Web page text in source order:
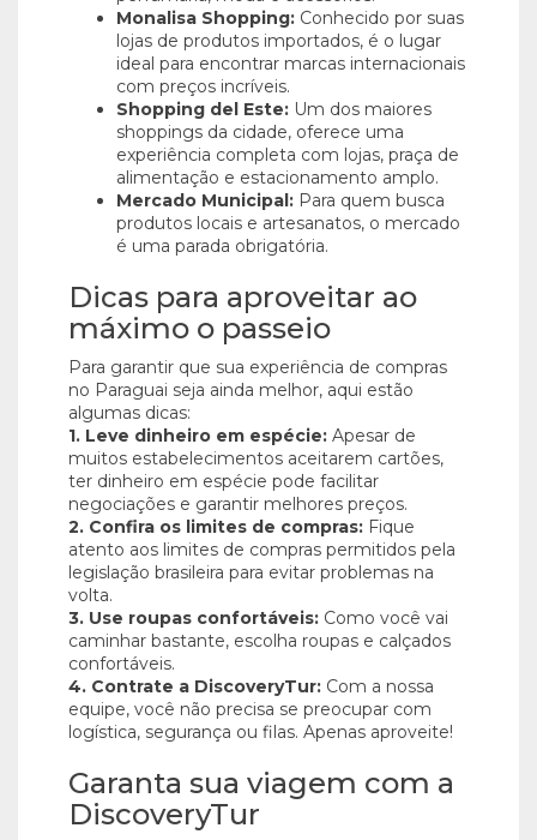
Monalisa Shopping: Conhecido por suas
lojas de produtos importados, é o lugar
ideal para encontrar marcas internacionais
com preços incríveis.
Shopping del Este: Um dos maiores
shoppings da cidade, oferece uma
experiência completa com lojas, praça de
alimentação e estacionamento amplo.
Mercado Municipal: Para quem busca
produtos locais e artesanatos, o mercado
é uma parada obrigatória.
Dicas para aproveitar ao
máximo o passeio
Para garantir que sua experiência de compras
no Paraguai seja ainda melhor, aqui estão
algumas dicas:
1. Leve dinheiro em espécie: Apesar de
muitos estabelecimentos aceitarem cartões,
ter dinheiro em espécie pode facilitar
negociações e garantir melhores preços.
2. Confira os limites de compras: Fique
atento aos limites de compras permitidos pela
legislação brasileira para evitar problemas na
volta.
3. Use roupas confortáveis: Como você vai
caminhar bastante, escolha roupas e calçados
confortáveis.
4. Contrate a DiscoveryTur: Com a nossa
equipe, você não precisa se preocupar com
logística, segurança ou filas. Apenas aproveite!
Garanta sua viagem com a
DiscoveryTur